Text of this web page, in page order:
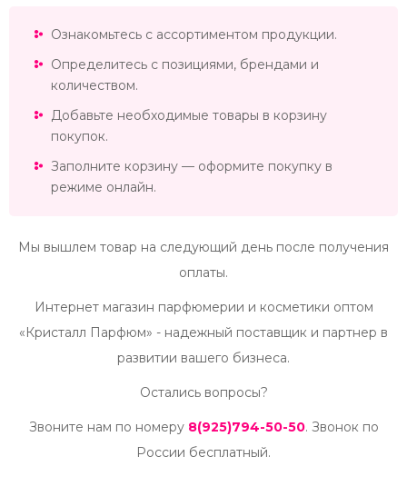
Ознакомьтесь с ассортиментом продукции.
Определитесь с позициями, брендами и
количеством.
Добавьте необходимые товары в корзину
покупок.
Заполните корзину — оформите покупку в
режиме онлайн.
Мы вышлем товар на следующий день после получения
оплаты.
Интернет магазин парфюмерии и косметики оптом
«Кристалл Парфюм» - надежный поставщик и партнер в
развитии вашего бизнеса.
Остались вопросы?
Звоните нам по номеру 8(925)794-50-50. Звонок по
России бесплатный.